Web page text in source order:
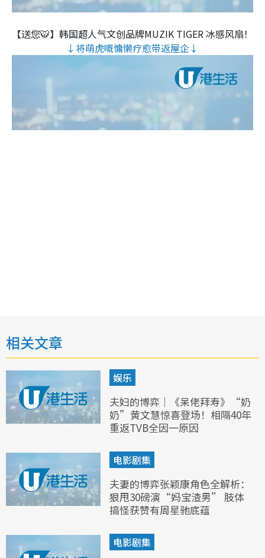
【送您🐯】韩国超人气文创品牌MUZIK TIGER 冰感风扇！
↓将萌虎嘅慵懒疗愈带返屋企↓
相关文章
娱乐
夫妇的博弈｜《呆佬拜寿》“奶
奶”黄文慧惊喜登场！相隔40年
重返TVB全因一原因
电影剧集
夫妻的博弈张颖康角色全解析：
狠甩30磅演“妈宝渣男” 肢体
搞怪获赞有周星驰底蕴
电影剧集